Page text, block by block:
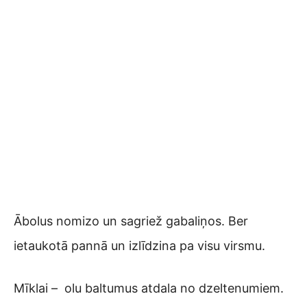
Ābolus nomizo un sagriež gabaliņos. Ber
ietaukotā pannā un izlīdzina pa visu virsmu.
Mīklai – olu baltumus atdala no dzeltenumiem.